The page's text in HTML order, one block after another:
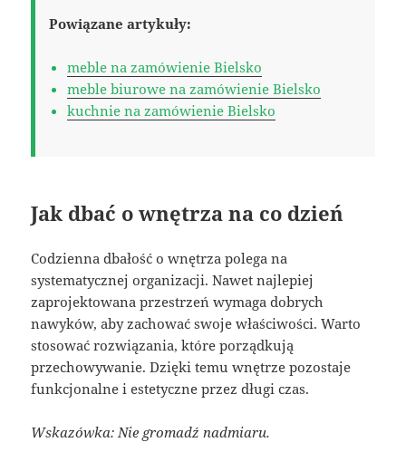
Powiązane artykuły:
meble na zamówienie Bielsko
meble biurowe na zamówienie Bielsko
kuchnie na zamówienie Bielsko
Jak dbać o wnętrza na co dzień
Codzienna dbałość o wnętrza polega na
systematycznej organizacji. Nawet najlepiej
zaprojektowana przestrzeń wymaga dobrych
nawyków, aby zachować swoje właściwości. Warto
stosować rozwiązania, które porządkują
przechowywanie. Dzięki temu wnętrze pozostaje
funkcjonalne i estetyczne przez długi czas.
Wskazówka: Nie gromadź nadmiaru.